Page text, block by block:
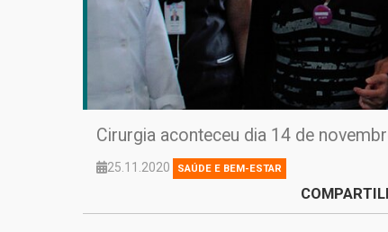
Cirurgia aconteceu dia 14 de
25.11.2020 SAÚDE E BEM-ESTAR